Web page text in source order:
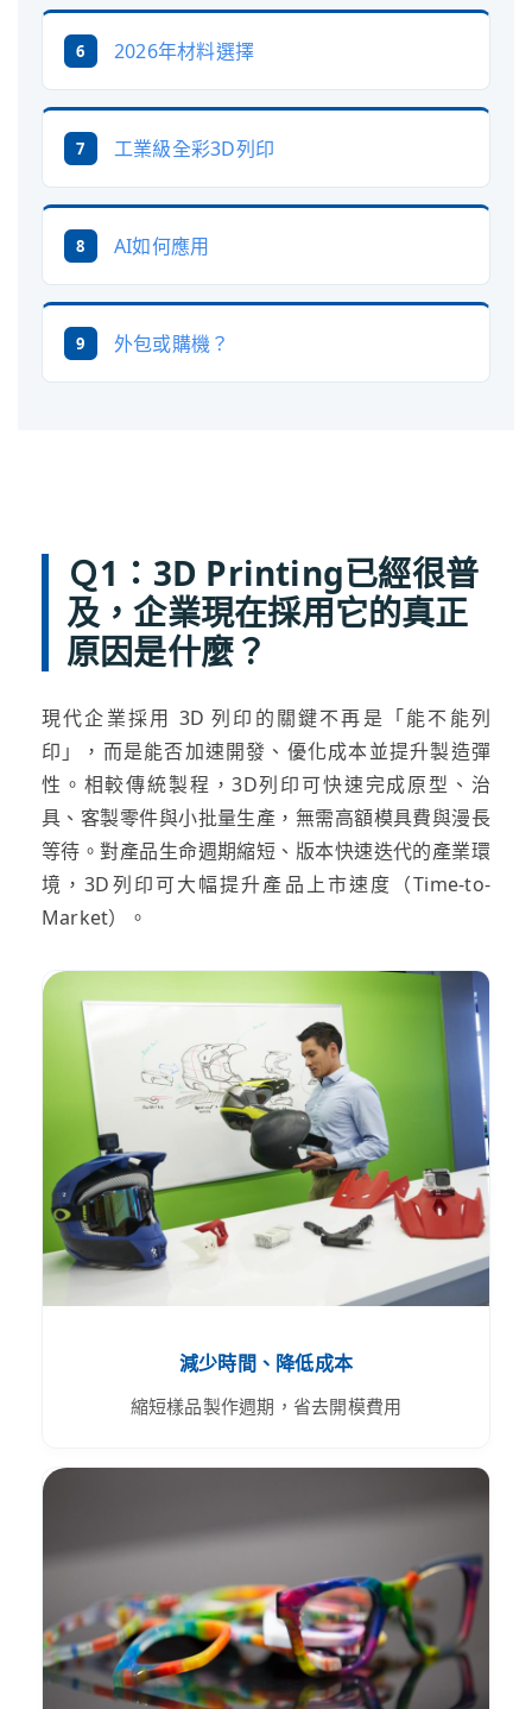
6 2026年材料選擇
7 工業級全彩3D列印
8 AI如何應用
9 外包或購機？
Ｑ1：3D Printing已經很普
及，企業現在採用它的真正
原因是什麼？
現代企業採用 3D 列印的關鍵不再是「能不能列
印」，而是能否加速開發、優化成本並提升製造彈
性。相較傳統製程，3D列印可快速完成原型、治
具、客製零件與小批量生產，無需高額模具費與漫長
等待。對產品生命週期縮短、版本快速迭代的產業環
境，3D列印可大幅提升產品上市速度（Time-to-
Market）。
減少時間、降低成本
縮短樣品製作週期，省去開模費用